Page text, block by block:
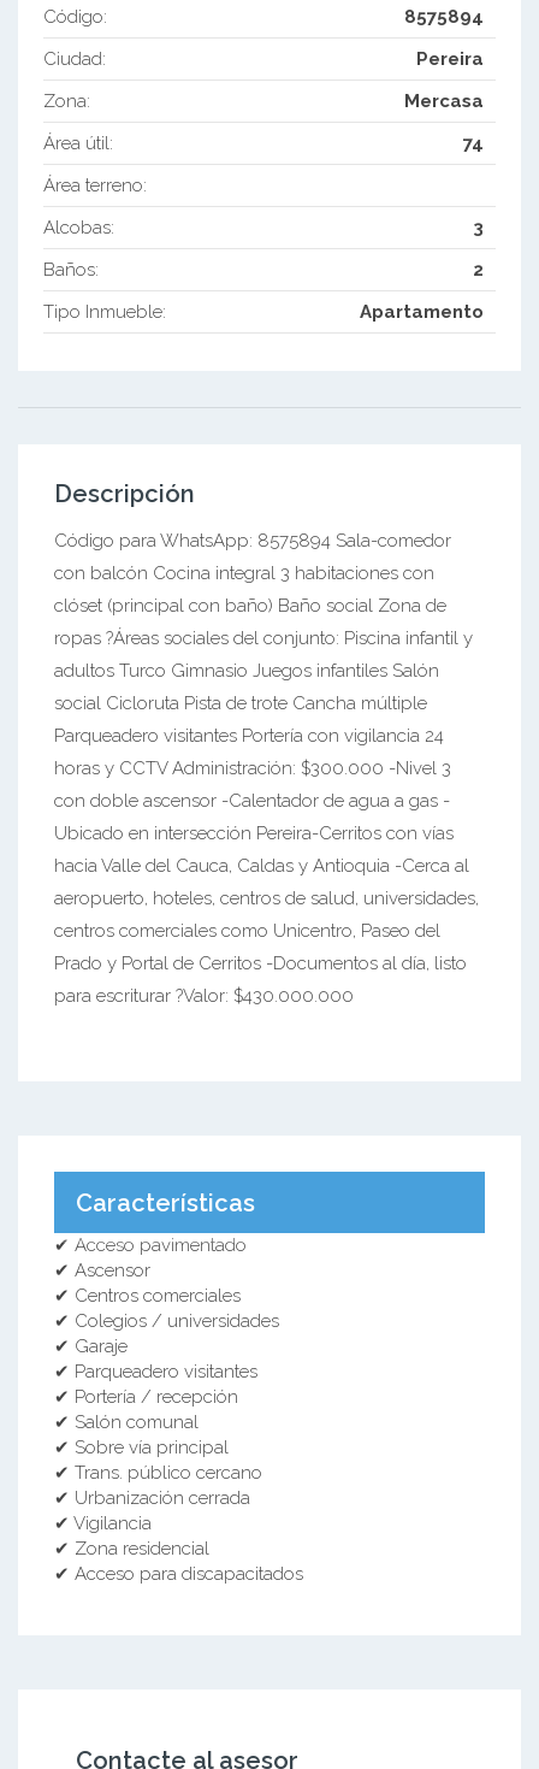
Código:
8575894
Ciudad:
Pereira
Zona:
Mercasa
Área útil:
74
Área terreno:
Alcobas:
3
Baños:
2
Tipo Inmueble:
Apartamento
Descripción
Código para WhatsApp: 8575894 Sala-comedor
con balcón Cocina integral 3 habitaciones con
clóset (principal con baño) Baño social Zona de
ropas ?Áreas sociales del conjunto: Piscina infantil y
adultos Turco Gimnasio Juegos infantiles Salón
social Cicloruta Pista de trote Cancha múltiple
Parqueadero visitantes Portería con vigilancia 24
horas y CCTV Administración: $300.000 -Nivel 3
con doble ascensor -Calentador de agua a gas -
Ubicado en intersección Pereira-Cerritos con vías
hacia Valle del Cauca, Caldas y Antioquia -Cerca al
aeropuerto, hoteles, centros de salud, universidades,
centros comerciales como Unicentro, Paseo del
Prado y Portal de Cerritos -Documentos al día, listo
para escriturar ?Valor: $430.000.000
Características
✔ Acceso pavimentado
✔ Ascensor
✔ Centros comerciales
✔ Colegios / universidades
✔ Garaje
✔ Parqueadero visitantes
✔ Portería / recepción
✔ Salón comunal
✔ Sobre vía principal
✔ Trans. público cercano
✔ Urbanización cerrada
✔ Vigilancia
✔ Zona residencial
✔ Acceso para discapacitados
Contacte al asesor